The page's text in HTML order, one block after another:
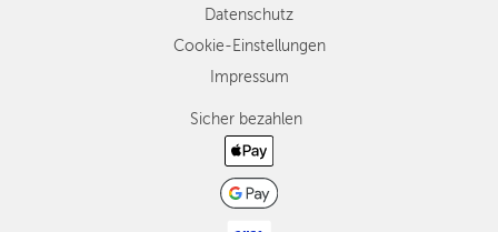
Datenschutz
Cookie-Einstellungen
Impressum
Sicher bezahlen